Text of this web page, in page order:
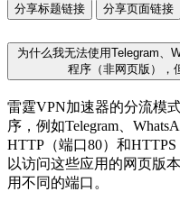
分享标题链接 分享页面链接
为什么我无法使用Telegram、
程序（非网页版），
雷霆VPN加速器的分流模
序，例如Telegram、
HTTP（端口80）和
以访问这些应用的网页版
用不同的端口。